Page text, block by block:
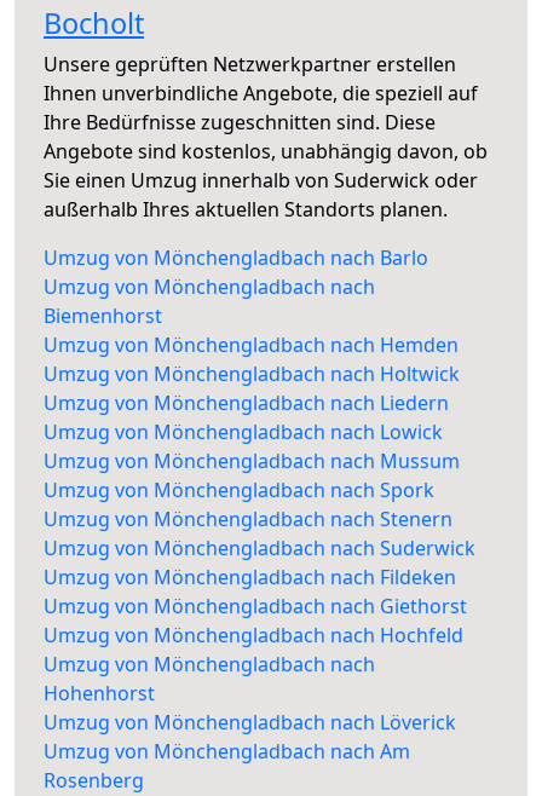
Bocholt
Unsere geprüften Netzwerkpartner erstellen
Ihnen unverbindliche Angebote, die speziell auf
Ihre Bedürfnisse zugeschnitten sind. Diese
Angebote sind kostenlos, unabhängig davon, ob
Sie einen Umzug innerhalb von Suderwick oder
außerhalb Ihres aktuellen Standorts planen.
Umzug von Mönchengladbach nach Barlo
Umzug von Mönchengladbach nach
Biemenhorst
Umzug von Mönchengladbach nach Hemden
Umzug von Mönchengladbach nach Holtwick
Umzug von Mönchengladbach nach Liedern
Umzug von Mönchengladbach nach Lowick
Umzug von Mönchengladbach nach Mussum
Umzug von Mönchengladbach nach Spork
Umzug von Mönchengladbach nach Stenern
Umzug von Mönchengladbach nach Suderwick
Umzug von Mönchengladbach nach Fildeken
Umzug von Mönchengladbach nach Giethorst
Umzug von Mönchengladbach nach Hochfeld
Umzug von Mönchengladbach nach
Hohenhorst
Umzug von Mönchengladbach nach Löverick
Umzug von Mönchengladbach nach Am
Rosenberg